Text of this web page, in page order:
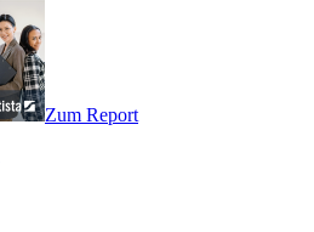
Zum Report